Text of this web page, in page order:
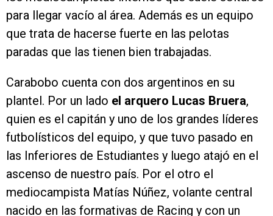
para llegar vacío al área. Además es un equipo
que trata de hacerse fuerte en las pelotas
paradas que las tienen bien trabajadas.
Carabobo cuenta con dos argentinos en su
plantel. Por un lado el arquero Lucas Bruera,
quien es el capitán y uno de los grandes líderes
futbolísticos del equipo, y que tuvo pasado en
las Inferiores de Estudiantes y luego atajó en el
ascenso de nuestro país. Por el otro el
mediocampista Matías Núñez, volante central
nacido en las formativas de Racing y con un